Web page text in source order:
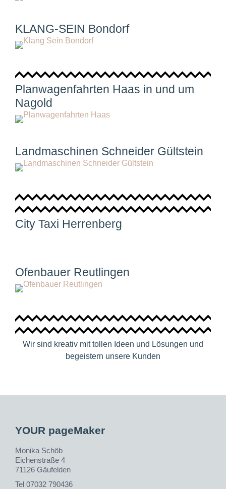
KLANG-SEIN Bondorf
Planwagenfahrten Haas in und um
Nagold
Landmaschinen Schneider Gültstein
City Taxi Herrenberg
Ofenbauer Reutlingen
Wir sind kreativ mit tollen Ideen und Lösungen und
begeistern unsere Kunden
YOUR pageMaker
Monika Schöb
Eichenstraße 4
71126 Gäufelden
Tel 07032 790436